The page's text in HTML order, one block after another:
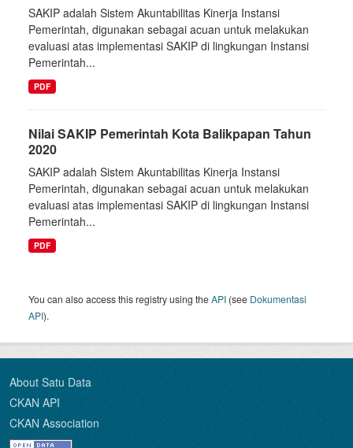
SAKIP adalah Sistem Akuntabilitas Kinerja Instansi
Pemerintah, digunakan sebagai acuan untuk melakukan
evaluasi atas implementasi SAKIP di lingkungan Instansi
Pemerintah...
PDF
Nilai SAKIP Pemerintah Kota Balikpapan Tahun
2020
SAKIP adalah Sistem Akuntabilitas Kinerja Instansi
Pemerintah, digunakan sebagai acuan untuk melakukan
evaluasi atas implementasi SAKIP di lingkungan Instansi
Pemerintah...
PDF
You can also access this registry using theAPI (see Dokumentasi
API).
About Satu Data
CKAN API
CKAN Association